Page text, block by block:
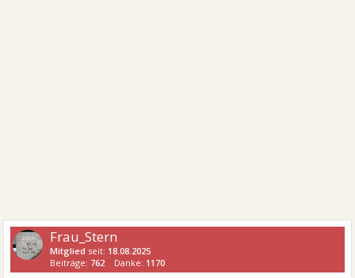
Frau_Stern
Mitglied seit: 18.08.2025
Beiträge: 762 Danke: 1170